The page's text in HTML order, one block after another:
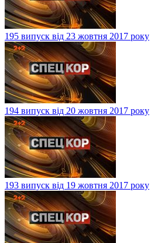
195 випуск від 23 жовтня 2017 року
194 випуск від 20 жовтня 2017 року
193 випуск від 19 жовтня 2017 року